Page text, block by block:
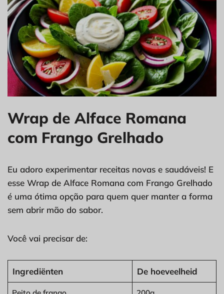
Wrap de Alface Romana
com Frango Grelhado
Eu adoro experimentar receitas novas e saudáveis! E
esse Wrap de Alface Romana com Frango Grelhado
é uma ótima opção para quem quer manter a forma
sem abrir mão do sabor.
Você vai precisar de:
Ingrediënten De hoeveelheid